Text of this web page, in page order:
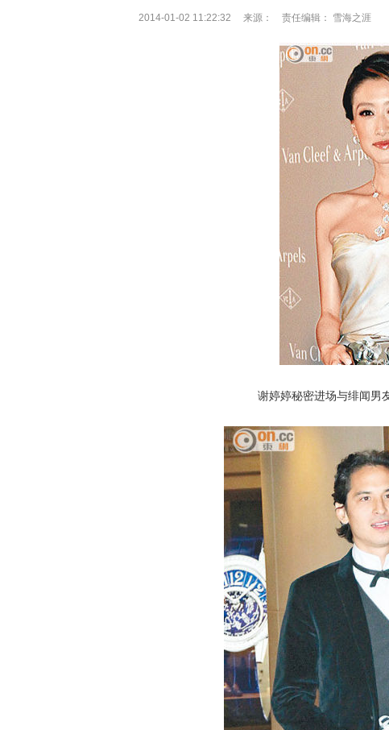
2014-01-02 11:22:32 来源： 责任编辑： 雪海之涯
谢婷婷秘密进场与绯闻男